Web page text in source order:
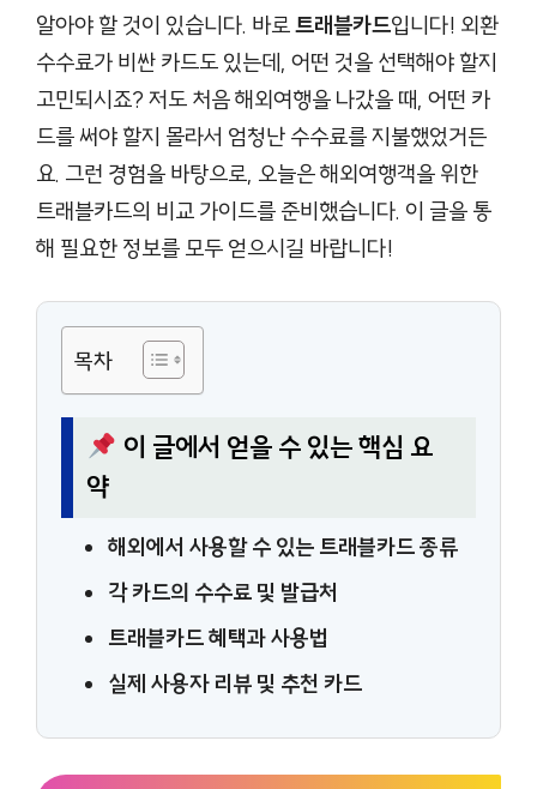
알아야 할 것이 있습니다. 바로트래블카드입니다! 외환
수수료가 비싼 카드도 있는데, 어떤 것을 선택해야 할지
고민되시죠? 저도 처음 해외여행을 나갔을 때, 어떤 카
드를 써야 할지 몰라서 엄청난 수수료를 지불했었거든
요. 그런 경험을 바탕으로, 오늘은 해외여행객을 위한
트래블카드의 비교 가이드를 준비했습니다. 이 글을 통
해 필요한 정보를 모두 얻으시길 바랍니다!
목차
이 글에서 얻을 수 있는 핵심 요
약
해외에서 사용할 수 있는 트래블카드 종류
각 카드의 수수료 및 발급처
트래블카드 혜택과 사용법
실제 사용자 리뷰 및 추천 카드